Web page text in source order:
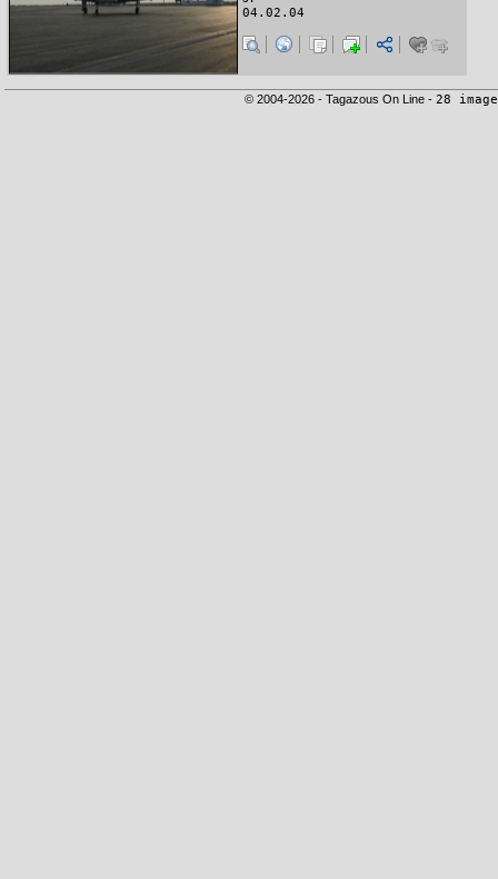
04.02.04
© 2004-2026 - Tagazous On Line - 28